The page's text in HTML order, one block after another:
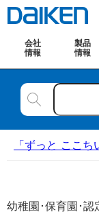
会社
情報
製品
情報
「ずっと ここ
幼稚園･保育園･